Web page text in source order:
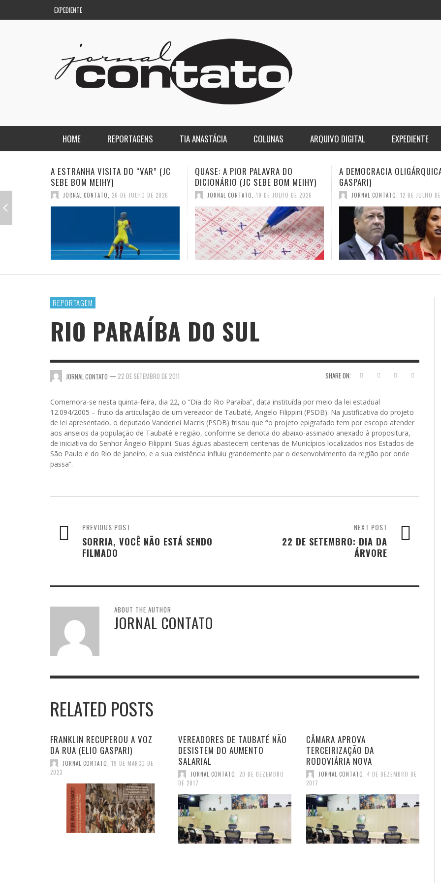
EXPEDIENTE
HOME REPORTAGENS
REGIONAL
A MELHOR PALAVRA DO
DICIONÁRIO (JC SEBE BOM MEIHY)
A ESTRANHA VISITA DO
SEBE BOM MEIHY)
TIA ANASTÁCIA COLUNAS
DE PASSAGEM
JOSÉ NÊUMANNE PINTO
LAZER E CULTURA
VENTILADOR
A MORTE DA ESPERANÇA NOS EUA
(ANDREW FISHMAN*, PRESIDENTE E
COFUNDADOR DO INTERCEPT
BRASIL)
ESCOLA NÃO É
BOM MEIHY)
2023
ARQUIVO DIGITAL EXPEDIENTE
QUASE: A PIOR PALAVRA DO
DICIONÁRIO (JC SEBE BOM MEIHY)
JORNAL CONTATO, 19 DE JULHO DE 2026
A DEMOCRACIA OLIGÁRQUICA (ELIO
GASPARI)
JORNAL CONTATO, 12 DE JULHO DE 2026
O LUTO DA COPA E O
2030 (JC SEBE BOM MEIHY)
JORNAL CONTATO, 12 DE
REPORTAGEM
RIO PARAÍBA DO SUL
SHARE ON:
JORNAL CONTATO — 22 DE SETEMBRO DE 2011
Comemora-se nesta quinta-feira, dia 22, o “Dia do Rio Paraíba”, data instituída por meio da lei estadual
12.094/2005 – fruto da articulação de um vereador de Taubaté, Angelo Filippini (PSDB). Na justificativa do projeto
de lei apresentado, o deputado Vanderlei Macris (PSDB) frisou que “o projeto epigrafado tem por escopo atender
aos anseios da população de Taubaté e região, conforme se denota do abaixo-assinado anexado à propositura,
de iniciativa do Senhor Ângelo Filippini. Suas águas abastecem centenas de Municípios localizados nos Estados de
São Paulo e do Rio de Janeiro, e a sua existência influiu grandemente par o desenvolvimento da região por onde
passa”.
NEXT POST
22 DE SETEMBRO: DIA DA
ÁRVORE
PREVIOUS POST
SORRIA, VOCÊ NÃO ESTÁ SENDO
FILMADO
ABOUT THE AUTHOR
JORNAL CONTATO
RELATED POSTS
FRANKLIN RECUPEROU A VOZ
DA RUA (ELIO GASPARI)
JORNAL CONTATO
19 DE MARÇO DE
2023
VEREADORES DE TAUBATÉ NÃO
DESISTEM DO AUMENTO
SALARIAL
JORNAL CONTATO
20 DE DEZEMBRO
DE 2017
CÂMARA APROVA
TERCEIRIZAÇÃO DA
RODOVIÁRIA NOVA
JORNAL CONTATO
4 DE DEZEMBRO DE
2017